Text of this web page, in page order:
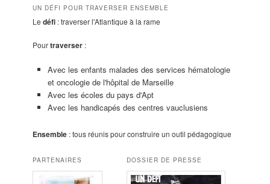
UN DÉFI POUR TRAVERSER ENSEMBLE
Ledéfi : traverser l'Atlantique à la rame
Pourtraverser :
Avec les enfants malades des services hématologie
et oncologie de l'hôpital de Marseille
Avec les écoles du pays d'Apt
Avec les handicapés des centres vauclusiens
Ensemble : tous réunis pour construire un outil pédagogique
PARTENAIRES DOSSIER DE PRESSE